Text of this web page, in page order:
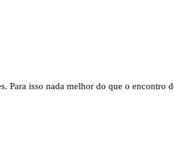
isso nada melhor do que o